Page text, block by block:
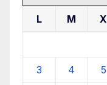
L M X
3 4 5